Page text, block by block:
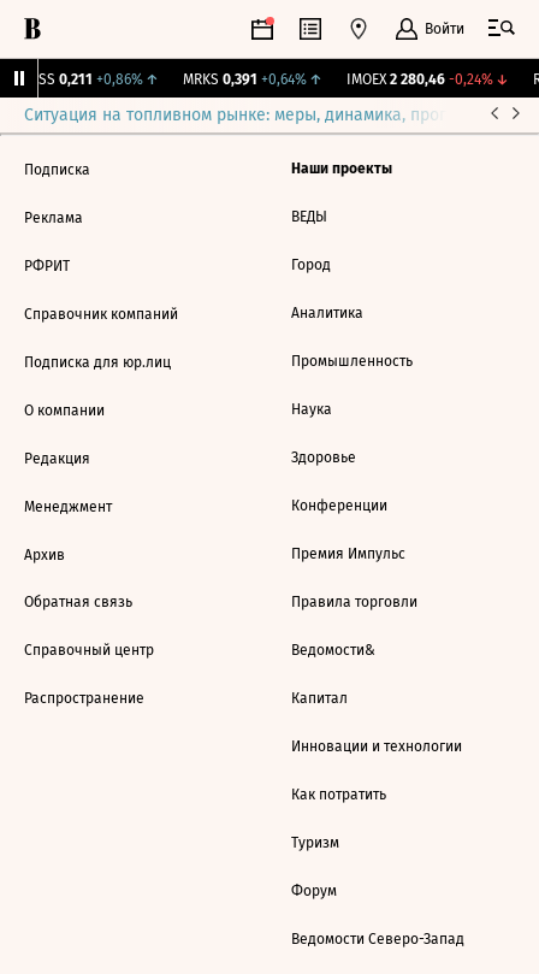
Войти
RGSS 0,211 +0,86%↑ MRKS 0,391 +0,64%↑ IMOEX 2 280,46 -0,24%↓
Ситуация на топливном рынке: меры, динамика, прогнозы
Подписка
Реклама
РФРИТ
Справочник компаний
Подписка для юр.лиц
О компании
Редакция
Менеджмент
Архив
Обратная связь
Справочный центр
Распространение
Наши проекты
ВЕДЫ
Город
Аналитика
Промышленность
Наука
Здоровье
Конференции
Премия Импульс
Правила торговли
Ведомости&
Капитал
Инновации и технологии
Как потратить
Туризм
Форум
Ведомости Северо-Запад